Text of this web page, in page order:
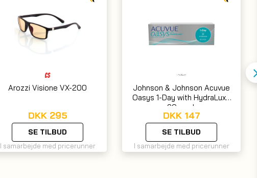
Arozzi Visione VX-200
I samarbejde med pricerunner
DKK295
SE TILBUD
Johnson & Johnson Acuvue
Oasys 1-Day with HydraLuxe
30-pack
I samarbejde med pricerunner
DKK147
SE TILBUD